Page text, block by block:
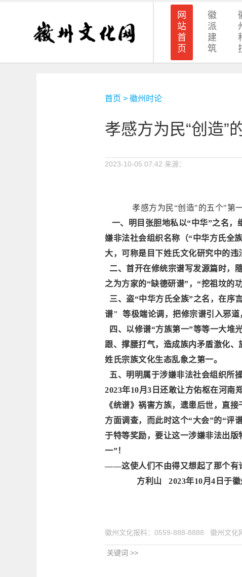
网
站
首
页
徽
派
建
筑
首页 > 徽州时论
孝感方为民“创造”
2023-10-05 07:42 来源：
孝感方为民“创造"的五个"第
一、明目张胆地私以“中华”之名，
嫌非法社会组织名称（“中华方氏全
大，可称是目下姓氏文化研究中的违
二、首开在修统宗谱写发源篇时，
之为方家的“缺德研谱”，“挖祖坟的
三、盗“中华方氏全族”之名，在序
谱" 等极端论调，把修宗谱引入邪道
四、以修谱“方族第一”等等一大堆
跟、撑腰打气，造成族内矛盾激化
姓氏宗族文化生态乱象之第一。
五、明明属于涉嫌非法社会组织所
2023年10月3日还敢让方佑枢在河南
《统谱》祸害方族，遗患后世，直
方面调查，而此时这个“大会”的“评
于特等奖励，要让这一涉嫌非法出
一”！
——这使人们不由得又想起了那个有
方利山
2023年10月4日于
徽州文化报料：0559-888-8888 徽州文化
关键词 >>